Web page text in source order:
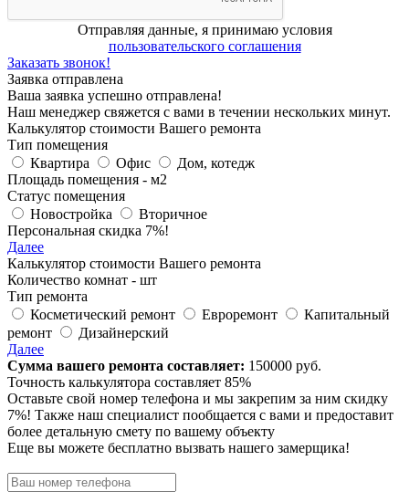
Отправляя данные, я принимаю условия
пользовательского соглашения
Заказать звонок!
Заявка отправлена
Ваша заявка успешно отправлена!
Наш менеджер свяжется с вами в течении нескольких минут.
Калькулятор стоимости Вашего ремонта
Тип помещения
Квартира
Офис
Дом, котедж
Площадь помещения - м2
Статус помещения
Новостройка
Вторичное
Персональная скидка 7%!
Далее
Калькулятор стоимости Вашего ремонта
Количество комнат - шт
Тип ремонта
Косметический ремонт
Евроремонт
Капитальный
ремонт
Дизайнерский
Далее
Сумма вашего ремонта составляет: 150000 руб.
Точность калькулятора составляет 85%
Оставьте свой номер телефона и мы закрепим за ним скидку
7%! Также наш специалист пообщается с вами и предоставит
более детальную смету по вашему объекту
Еще вы можете бесплатно вызвать нашего замерщика!